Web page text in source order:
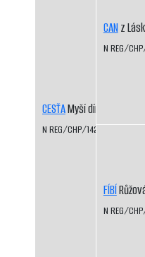
CESŤAMyší díra
N REG/CHP/1423/07/08
CANz
N REG/
FÍBÍ
N REG/